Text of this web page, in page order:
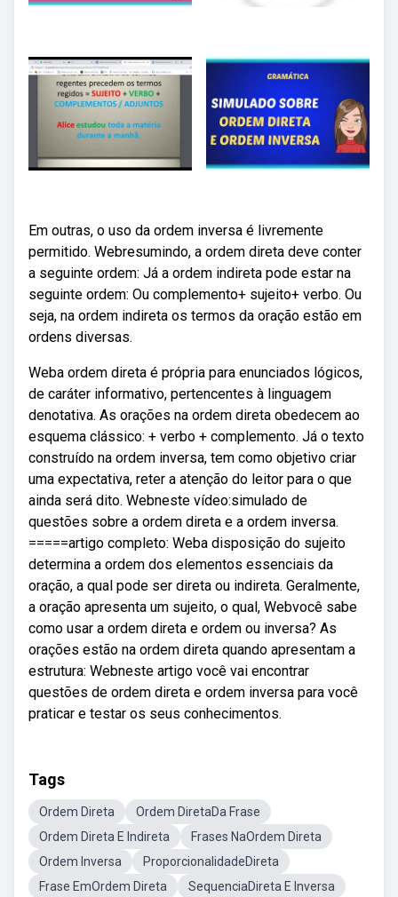
Em outras, o uso da ordem inversa é livremente
permitido. Webresumindo, a ordem direta deve conter
a seguinte ordem: Já a ordem indireta pode estar na
seguinte ordem: Ou complemento+ sujeito+ verbo. Ou
seja, na ordem indireta os termos da oração estão em
ordens diversas.
Weba ordem direta é própria para enunciados lógicos,
de caráter informativo, pertencentes à linguagem
denotativa. As orações na ordem direta obedecem ao
esquema clássico: + verbo + complemento. Já o texto
construído na ordem inversa, tem como objetivo criar
uma expectativa, reter a atenção do leitor para o que
ainda será dito. Webneste vídeo:simulado de
questões sobre a ordem direta e a ordem inversa.
=====artigo completo: Weba disposição do sujeito
determina a ordem dos elementos essenciais da
oração, a qual pode ser direta ou indireta. Geralmente,
a oração apresenta um sujeito, o qual, Webvocê sabe
como usar a ordem direta e ordem ou inversa? As
orações estão na ordem direta quando apresentam a
estrutura: Webneste artigo você vai encontrar
questões de ordem direta e ordem inversa para você
praticar e testar os seus conhecimentos.
Tags
Ordem Direta
Ordem DiretaDa Frase
Ordem Direta E Indireta
Frases NaOrdem Direta
Ordem Inversa
ProporcionalidadeDireta
Frase EmOrdem Direta
SequenciaDireta E Inversa